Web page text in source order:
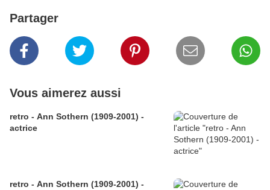
Partager
Vous aimerez aussi
retro - Ann Sothern (1909-2001) -
actrice
retro - Ann Sothern (1909-2001) -